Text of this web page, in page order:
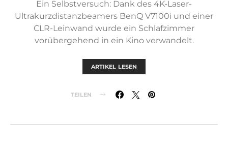
Ein Selbstversuch: Dank des 4K-Laser-
Ultrakurzdistanzbeamers BenQ V7100i und einer
CLR-Leinwand wurde ein Schlafzimmer
vorübergehend in ein Kino verwandelt.
ARTIKEL LESEN
TEILEN